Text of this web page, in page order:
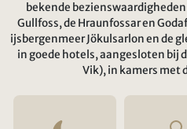
bekende bezienswaardigheden
Gullfoss, de Hraunfossar en
ijsbergenmeer Jökulsarlon en de
in goede hotels, aangesloten bij
Vik), in kamers met